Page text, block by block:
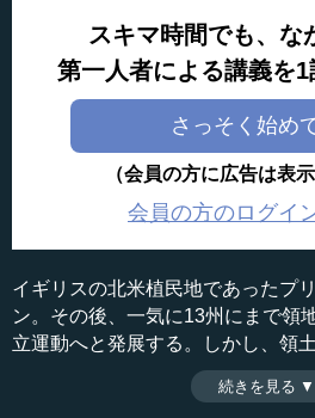
スキマ時間でも、な
第一人者による講義を
さっそく始め
（会員の方に広告は表
会員の方のログイ
イギリスの北米植民地であったプ
ン。その後、一気に13州にまで領
立運動へと発展する。しかし、領
業や連邦制のあり方の違いから南
に南北戦争が勃発する。これを機
続きを見る ▼